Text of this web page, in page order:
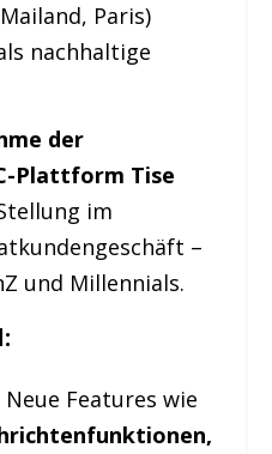
Paris)
nachhaltige
der
Plattform Tise
im
–
und Millennials.
Features wie